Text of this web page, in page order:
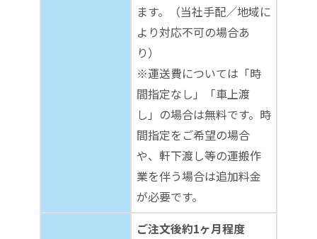
ます。（当社手配／地域に
より対応不可の場合あ
り）
※運送費については「時
間指定なし」「車上渡
し」の場合は無料です。時
間指定をご希望の場合
や、軒下渡し等の運搬作
業を伴う場合は追加料金
が必要です。
ご注文後約1ヶ月程度